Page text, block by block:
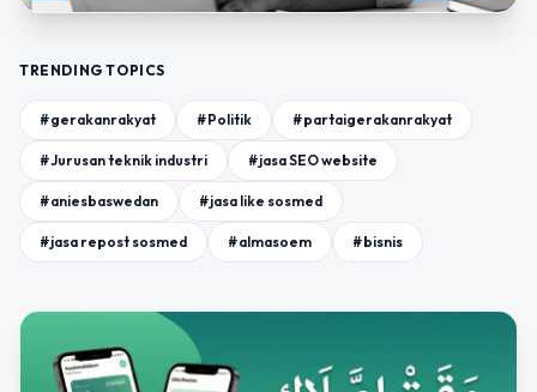
TRENDING TOPICS
#gerakanrakyat #Politik #partaigerakanrakyat
#Jurusan teknik industri #jasa SEO website
#aniesbaswedan #jasa like sosmed
#jasa repost sosmed #almasoem #bisnis